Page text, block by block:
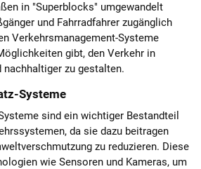
in "Superblocks" umgewandelt
und Fahrradfahrer zugänglich
Verkehrsmanagement-Systeme
gibt, den Verkehr in
zu gestalten.
Systeme
sind ein wichtiger Bestandteil
da sie dazu beitragen
zu reduzieren. Diese
wie Sensoren und Kameras, um